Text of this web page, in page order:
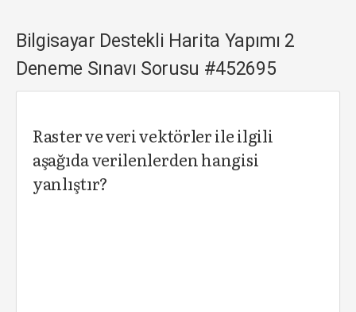
Bilgisayar Destekli Harita Yapımı 2
Deneme Sınavı Sorusu #452695
Raster ve veri vektörler ile ilgili
aşağıda verilenlerden hangisi
yanlıştır?